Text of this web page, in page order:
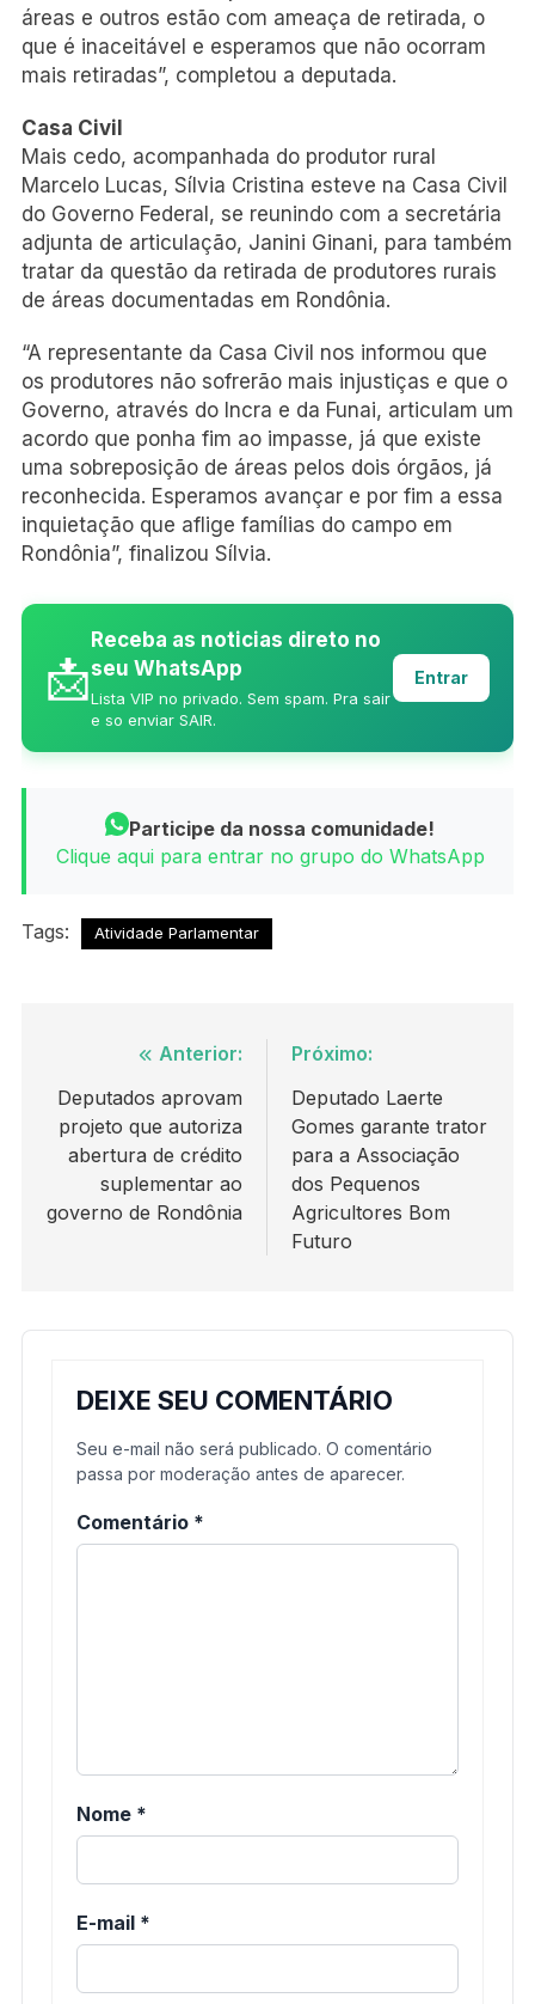
áreas e outros estão com ameaça de retirada, o
que é inaceitável e esperamos que não ocorram
mais retiradas”, completou a deputada.
Casa Civil
Mais cedo, acompanhada do produtor rural
Marcelo Lucas, Sílvia Cristina esteve na Casa Civil
do Governo Federal, se reunindo com a secretária
adjunta de articulação, Janini Ginani, para também
tratar da questão da retirada de produtores rurais
de áreas documentadas em Rondônia.
“A representante da Casa Civil nos informou que
os produtores não sofrerão mais injustiças e que o
Governo, através do Incra e da Funai, articulam um
acordo que ponha fim ao impasse, já que existe
uma sobreposição de áreas pelos dois órgãos, já
reconhecida. Esperamos avançar e por fim a essa
inquietação que aflige famílias do campo em
Rondônia”, finalizou Sílvia.
📩
Receba as noticias direto no
seu WhatsApp
Lista VIP no privado. Sem spam. Pra sair
e so enviar SAIR.
Entrar
Participe da nossa comunidade!
Clique aqui para entrar no grupo do WhatsApp
Tags: Atividade Parlamentar
Navegação
de
Post
Anterior:
Deputados aprovam
projeto que autoriza
abertura de crédito
suplementar ao
governo de Rondônia
Próximo:
Deputado Laerte
Gomes garante trator
para a Associação
dos Pequenos
Agricultores Bom
Futuro
DEIXE SEU COMENTÁRIO
Seu e-mail não será publicado. O comentário
passa por moderação antes de aparecer.
Comentário *
Nome *
E-mail *